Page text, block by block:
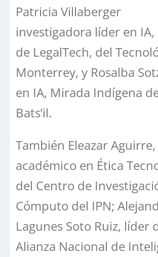
Patricia Villaberger
investigadora líder en IA,
de LegalTech, del
Monterrey, y Rosalba
en IA, Mirada Indígena
Bats’il.
También Eleazar Aguirre,
académico en Ética
del Centro de
Cómputo del IPN;
Lagunes Soto Ruiz, líder
Alianza Nacional de